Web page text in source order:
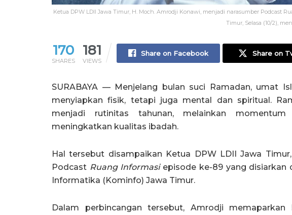
Ketua DPW LDII Jawa Timur, H. Moch. Amrodji Konawi, menjadi narasumber Podcast
Timur, Selasa (10/2),
170
SHARES
181
VIEWS
Share on Facebook Share on
SURABAYA — Menjelang bulan suci Ramadan, umat
menyiapkan fisik, tetapi juga mental dan spiritual.
menjadi rutinitas tahunan, melainkan
meningkatkan kualitas ibadah.
Hal tersebut disampaikan Ketua DPW LDII Jawa
Podcast Ruang Informasiepisode ke-89 yang disiarkan
Informatika (Kominfo) Jawa Timur.
Dalam perbincangan tersebut, Amrodji memaparkan